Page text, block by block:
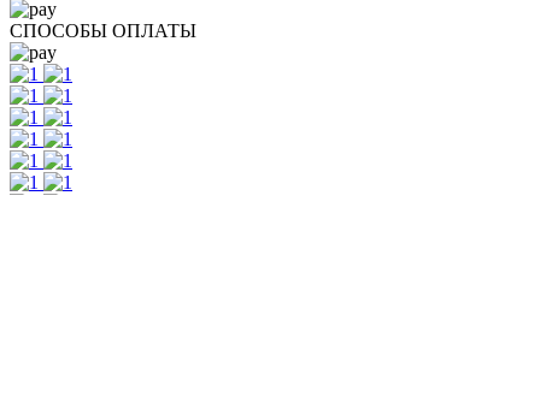
СПОСОБЫ ОПЛАТЫ